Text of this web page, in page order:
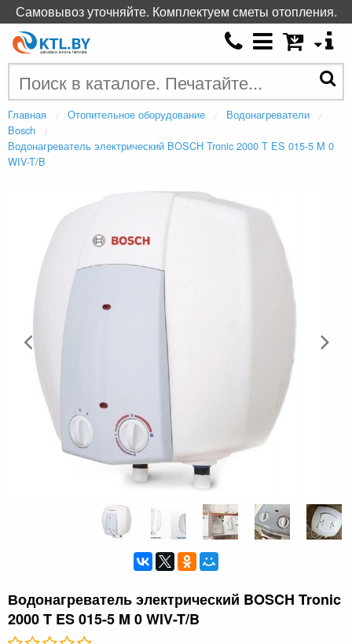
Главная Отопительное оборудование
Водонагреватели
Bosch
Водонагреватель электрический BOSCH Tronic 2000 T ES 015-5 M 0
WIV-T/B
Водонагреватель электрический BOSCH Tronic
2000 T ES 015-5 M 0 WIV-T/B
Самовывоз уточняйте. Комплектуем сметы отопления.